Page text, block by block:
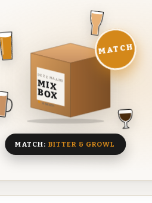
DEZE MAAND
MIX
BOX
8 BIEREN
MATCH
MATCH: BITTER & GROWL